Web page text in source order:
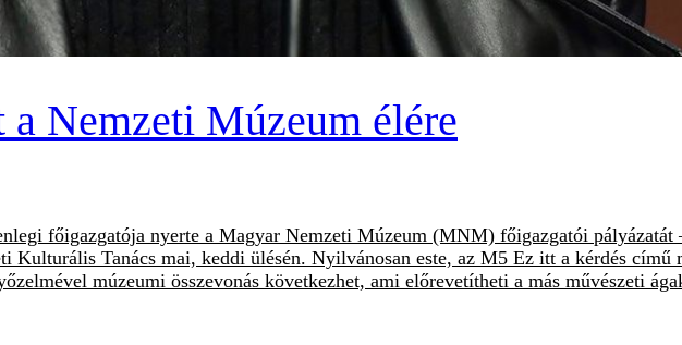
Nemzeti Múzeum élére
főigazgatója nyerte a Magyar Nemzeti Múzeum (MNM) főigazgatói
Kulturális Tanács mai, keddi ülésén. Nyilvánosan este, az M5 Ez itt a kérdés című
múzeumi összevonás következhet, ami előrevetítheti a más művészeti